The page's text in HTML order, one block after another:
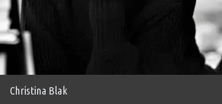
Christina Blak